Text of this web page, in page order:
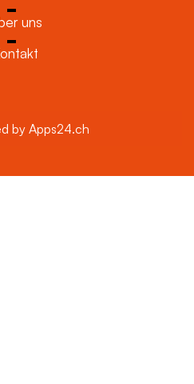
uns
by Apps24.ch